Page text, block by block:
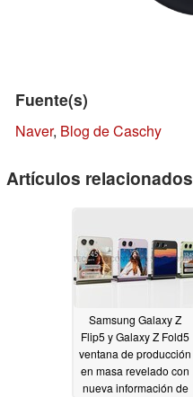
Fuente(s)
Naver, Blog de Caschy
Artículos relacionados
Samsung Galaxy Z
Flip5 y Galaxy Z Fold5
ventana de producción
en masa revelado con
nueva información de